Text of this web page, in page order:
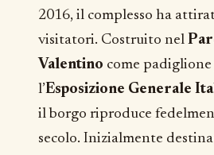
2016, il complesso ha
visitatori. Costruito nel
Valentino come
l’Esposizione Generale
il borgo riproduce
secolo. Inizialmente